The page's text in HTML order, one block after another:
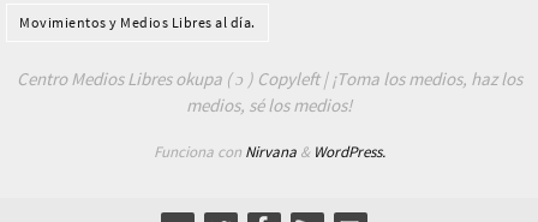
Movimientos y Medios Libres al día.
Centro Medios Libres okupa ( ɔ ) Copyleft | ¡Toma los medios, haz los
medios, sé los medios!
Funciona con Nirvana& WordPress.